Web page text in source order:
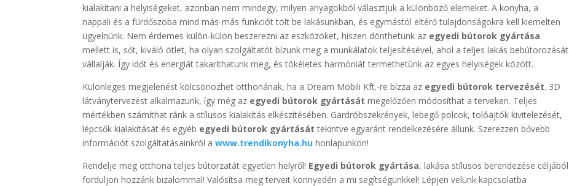
kialakítani a helyiségeket, azonban nem mindegy, milyen anyagokból választjuk a különböző elemeket. A konyha, a
nappali és a fürdőszoba mind más-más funkciót tölt be lakásunkban, és egymástól eltérő tulajdonságokra kell kiemelten
ügyelnünk. Nem érdemes külön-külön beszerezni az eszközöket, hiszen dönthetünk az egyedi bútorok gyártása
mellett is, sőt, kiváló ötlet, ha olyan szolgáltatót bízunk meg a munkálatok teljesítésével, ahol a teljes lakás bebútorozását
vállalják. Így időt és energiát takaríthatunk meg, és tökéletes harmóniát termethetünk az egyes helyiségek között.
Különleges megjelenést kölcsönözhet otthonának, ha a Dream Mobili Kft.-re bízza az egyedi bútorok tervezését. 3D
látványtervezést alkalmazunk, így még az egyedi bútorok gyártását megelőzően módosíthat a terveken. Teljes
mértékben számíthat ránk a stílusos kialakítás elkészítésében. Gardróbszekrények, lebegő polcok, tolóajtók kivitelezését,
lépcsők kialakítását és egyéb egyedi bútorok gyártásáttekintve egyaránt rendelkezésére állunk. Szerezzen bővebb
információt szolgáltatásainkról awww.trendikonyha.huhonlapunkon!
Rendelje meg otthona teljes bútorzatát egyetlen helyről! Egyedi bútorok gyártása, lakása stílusos berendezése céljából
forduljon hozzánk bizalommal! Valósítsa meg terveit könnyedén a mi segítségünkkel! Lépjen velünk kapcsolatba